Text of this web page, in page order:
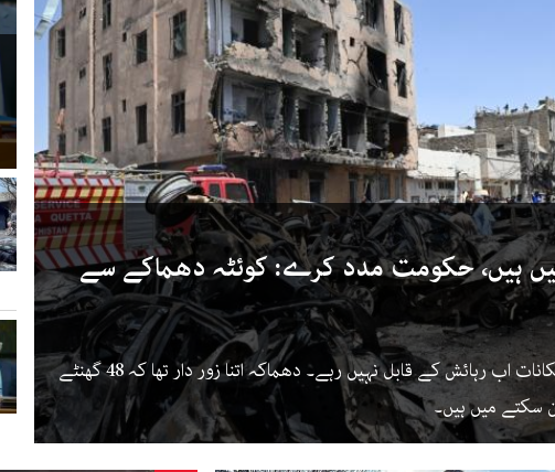
ہیں، حکومت مدد کرے: کوئٹہ دھماکے سے
متاثرین کا کہنا ہے اکثر مکانات اب رہائش کے قابل نہیں رہے۔ دھماکہ اتنا زور دار تھا کہ 48 گھنٹے
سکتے میں ہیں۔